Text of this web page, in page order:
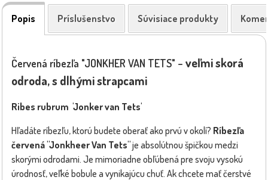
Popis Príslušenstvo Súvisiace produkty
Červená ríbezľa "JONKHER VAN TETS" – veľmi skorá
odroda, s dlhými strapcami
Ribes rubrum 'Jonker van Tets'
Hľadáte ríbezľu, ktorú budete oberať ako prvú v okolí? Ríbezľa
červená "Jonkheer Van Tets"je absolútnou špičkou medzi
skorými odrodami. Je mimoriadne obľúbená pre svoju vysokú
úrodnosť, veľké bobule a vynikajúcu chuť. Ak chcete mať čerstvé